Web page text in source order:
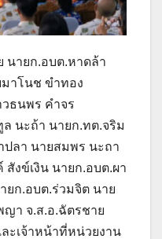
นายก.อบต.หาดล้า
าโนช ขำทอง
วธนพร คำจร
ล นะถ้า นายก.ทต.จริม
ปลา นายสมพร นะถา
งข์เงิน นายก.อบต.ผา
ยก.อบต.ร่วมจิต นาย
ญา จ.ส.อ.ฉัตรชาย
ะเจ้าหน้าที่หน่วยงาน